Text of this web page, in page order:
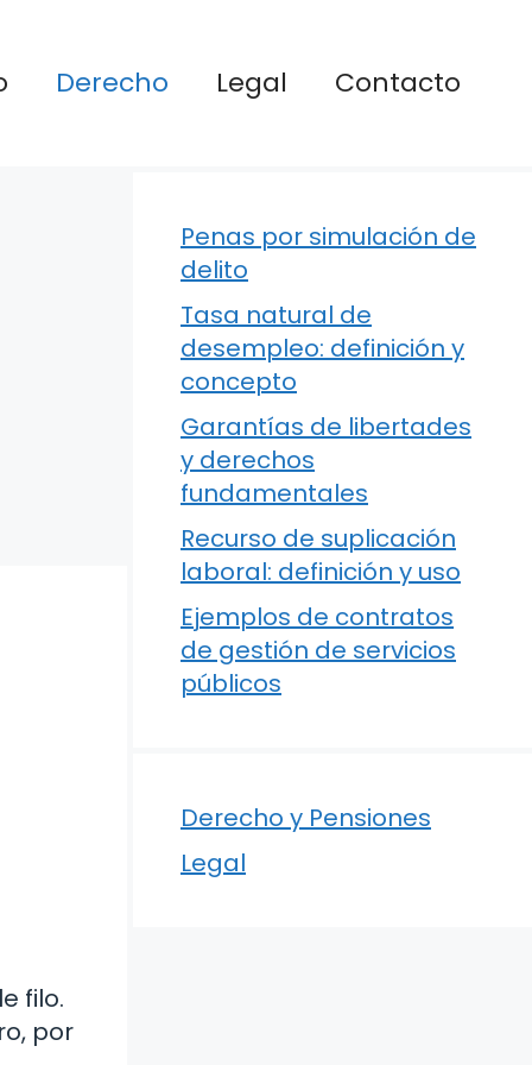
Derecho Legal Contacto
filo.
por
Penas por simulación de
delito
Tasa natural de
desempleo: definición y
concepto
Garantías de libertades
y derechos
fundamentales
Recurso de suplicación
laboral: definición y uso
Ejemplos de contratos
de gestión de servicios
públicos
Derecho y Pensiones
Legal